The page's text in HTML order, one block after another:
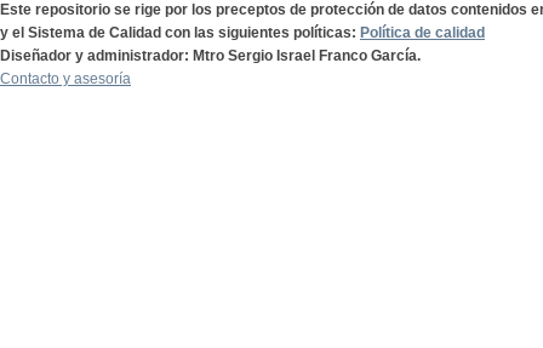
Este repositorio se rige por los preceptos de protección de datos contenidos
y el Sistema de Calidad con las siguientes políticas: Política de calidad
Diseñador y administrador: Mtro Sergio Israel Franco García.
Contacto y asesoría